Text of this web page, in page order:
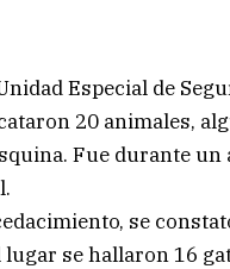
Especial de
20 animales,
Fue durante
se
se hallaron 16